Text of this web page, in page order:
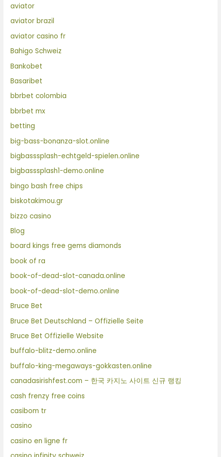
aviator
aviator brazil
aviator casino fr
Bahigo Schweiz
Bankobet
Basaribet
bbrbet colombia
bbrbet mx
betting
big-bass-bonanza-slot.online
bigbasssplash-echtgeld-spielen.online
bigbasssplash1-demo.online
bingo bash free chips
biskotakimou.gr
bizzo casino
Blog
board kings free gems diamonds
book of ra
book-of-dead-slot-canada.online
book-of-dead-slot-demo.online
Bruce Bet
Bruce Bet Deutschland – Offizielle Seite
Bruce Bet Offizielle Website
buffalo-blitz-demo.online
buffalo-king-megaways-gokkasten.online
canadasirishfest.com – 한국 카지노 사이트 신규 랭킹
cash frenzy free coins
casibom tr
casino
casino en ligne fr